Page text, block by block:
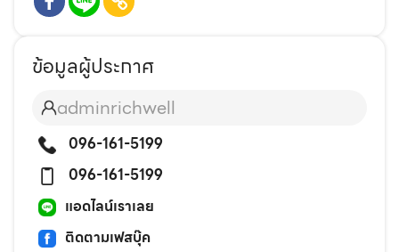
ข้อมูลผู้ประกาศ
adminrichwell
096-161-5199
096-161-5199
แอดไลน์เราเลย
ติดตามเฟสบุ๊ค